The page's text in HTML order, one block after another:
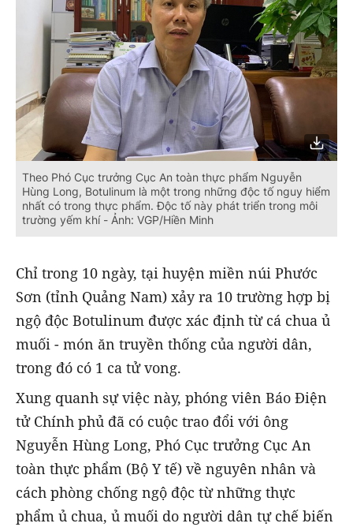
Theo Phó Cục trưởng Cục An toàn thực phẩm Nguyễn
Hùng Long, Botulinum là một trong những độc tố nguy hiểm
nhất có trong thực phẩm. Độc tố này phát triển trong môi
trường yếm khí - Ảnh: VGP/Hiền Minh
Chỉ trong 10 ngày, tại huyện miền núi Phước
Sơn (tỉnh Quảng Nam) xảy ra 10 trường hợp bị
ngộ độc Botulinum được xác định từ cá chua ủ
muối - món ăn truyền thống của người dân,
trong đó có 1 ca tử vong.
Xung quanh sự việc này, phóng viên Báo Điện
tử Chính phủ đã có cuộc trao đổi với ông
Nguyễn Hùng Long, Phó Cục trưởng Cục An
toàn thực phẩm (Bộ Y tế) về nguyên nhân và
cách phòng chống ngộ độc từ những thực
phẩm ủ chua, ủ muối do người dân tự chế biến